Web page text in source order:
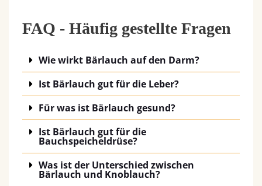
FAQ - Häufig gestellte Fragen
Wie wirkt Bärlauch auf den Darm?
Ist Bärlauch gut für die Leber?
Für was ist Bärlauch gesund?
Ist Bärlauch gut für die
Bauchspeicheldrüse?
Was ist der Unterschied zwischen
Bärlauch und Knoblauch?